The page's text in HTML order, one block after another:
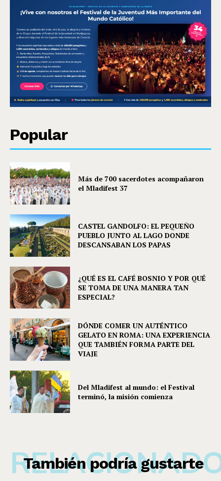
Popular
Más de 700 sacerdotes acompañaron
el Mladifest 37
CASTEL GANDOLFO: EL PEQUEÑO
PUEBLO JUNTO AL LAGO DONDE
DESCANSABAN LOS PAPAS
¿QUÉ ES EL CAFÉ BOSNIO Y POR QUÉ
SE TOMA DE UNA MANERA TAN
ESPECIAL?
DÓNDE COMER UN AUTÉNTICO
GELATO EN ROMA: UNA EXPERIENCIA
QUE TAMBIÉN FORMA PARTE DEL
VIAJE
Del Mladifest al mundo: el Festival
terminó, la misión comienza
También podría gustarte